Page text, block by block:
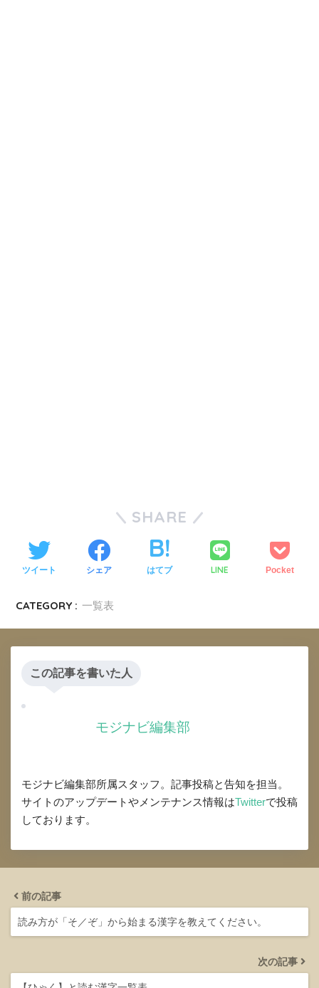
SHARE
ツイート シェア はてブ LINE Pocket
CATEGORY : 一覧表
この記事を書いた人
モジナビ編集部
モジナビ編集部所属スタッフ。記事投稿と告知を担当。
サイトのアップデートやメンテナンス情報はTwitterで投稿
しております。
前の記事
読み方が「そ／ぞ」から始まる漢字を教えてください。
次の記事